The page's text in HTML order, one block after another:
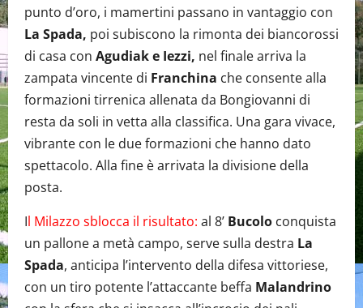
punto d’oro, i mamertini passano in vantaggio con
La Spada, poi subiscono la rimonta dei biancorossi
di casa con Agudiak e Iezzi, nel finale arriva la
zampata vincente di Franchina che consente alla
formazioni tirrenica allenata da Bongiovanni di
resta da soli in vetta alla classifica. Una gara vivace,
vibrante con le due formazioni che hanno dato
spettacolo. Alla fine è arrivata la divisione della
posta.
Il Milazzo sblocca il risultato: al 8’ Bucolo conquista
un pallone a metà campo, serve sulla destra La
Spada, anticipa l’intervento della difesa vittoriese,
con un tiro potente l’attaccante beffa Malandrino